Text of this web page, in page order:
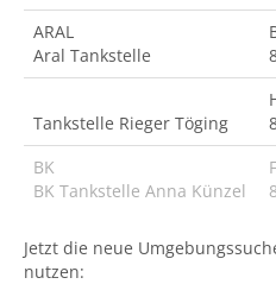
ARAL
Aral Tankstelle
Tankstelle Rieger Töging
BK
BK Tankstelle Anna Künzel
Jetzt die neue
nutzen: